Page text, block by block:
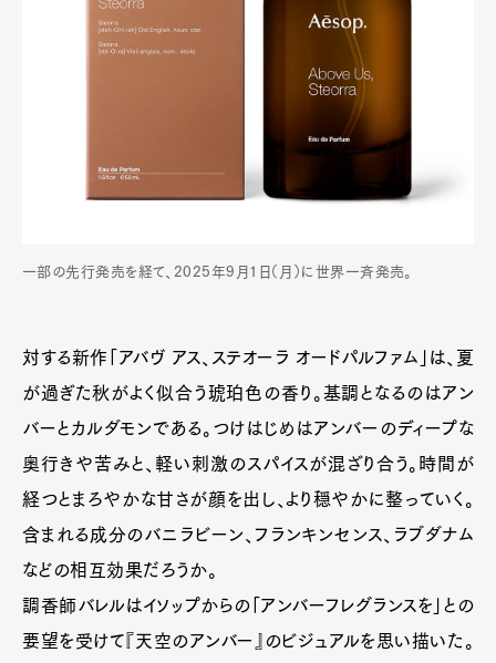
一部の先行発売を経て、2025年9月1日（月）に世界一斉発売。
対する新作「アバヴ アス、ステオーラ オードパルファム」は、夏
が過ぎた秋がよく似合う琥珀色の香り。基調となるのはアン
バーとカルダモンである。つけはじめはアンバーのディープな
奥行きや苦みと、軽い刺激のスパイスが混ざり合う。時間が
経つとまろやかな甘さが顔を出し、より穏やかに整っていく。
含まれる成分のバニラビーン、フランキンセンス、ラブダナム
などの相互効果だろうか。
調香師バレルはイソップからの「アンバーフレグランスを」との
要望を受けて『天空のアンバー』のビジュアルを思い描いた。